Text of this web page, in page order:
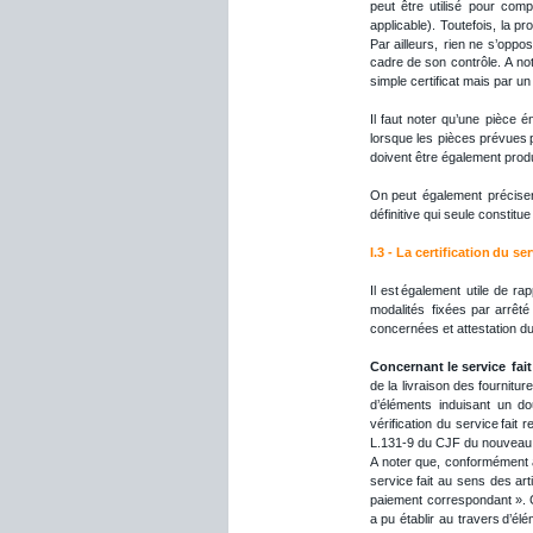
peut être utilisé pour
applicable).
Toutefois, la
Par ailleurs, rien ne
cadre de son contrôle. A
simple certificat mais par
faut noter qu’une pièce
lorsque les pièces prévues
doivent être également
On peut également
définitive qui seule
I.3 - La certification du
Il est également utile de
modalités fixées par arrêté
concernées et attestation
Concernant le service fait
de la livraison des
d’éléments induisant un
vérification du servicefait
L.131-9 du CJF du
A noter que, conformément
service fait au sens des
paiement correspondant ».
a pu établir au travers